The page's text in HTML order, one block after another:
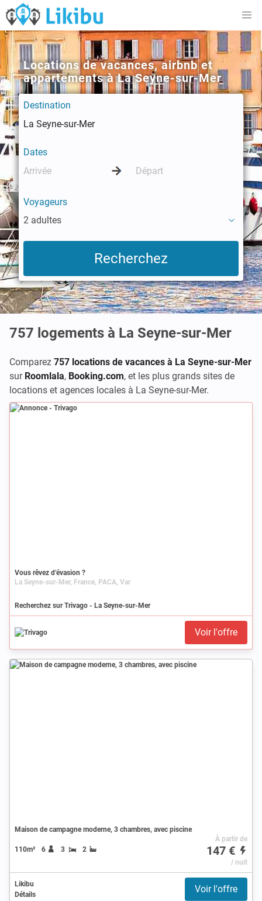
Locations de vacances, airbnb et
appartements à La Seyne-sur-Mer
Destination
Dates
Voyageurs
2 adultes
757 logements à La Seyne-sur-Mer
Comparez 757 locations de vacances à La Seyne-sur-Mer
sur Roomlala, Booking.com, et les plus grands sites de
locations et agences locales à La Seyne-sur-Mer.
Annonce
Vous rêvez d’évasion ?
La Seyne-sur-Mer, France, PACA, Var
Recherchez sur Trivago - La Seyne-sur-Mer
Voir l'offre
Maison de campagne moderne, 3 chambres, avec piscine
110m² 6 3 2
À partir de
147 €
/ nuit
Likibu
Détails
Voir l'offre